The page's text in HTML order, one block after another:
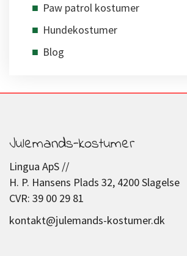
Paw patrol kostumer
Hundekostumer
Blog
Julemands-kostumer
Lingua ApS //
H. P. Hansens Plads 32, 4200 Slagelse
CVR: 39 00 29 81
kontakt@julemands-kostumer.dk